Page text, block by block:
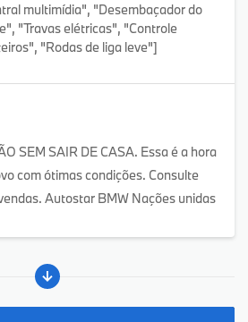
multimídia", "Desembaçador do
"Travas elétricas", "Controle
"Rodas de liga leve"]
SEM SAIR DE CASA. Essa é a hora
com ótimas condições. Consulte
Autostar BMW Nações unidas